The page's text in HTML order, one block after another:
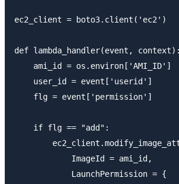
ec2_client = boto3.client('ec2')
def lambda_handler(event, context):
    ami_id = os.environ['AMI_ID']
    user_id = event['userid']
    flg = event['permission']
    if flg == "add":
            ImageId = ami_id,
            LaunchPermission = {